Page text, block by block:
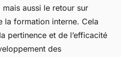
aussi le retour sur
la formation interne. Cela
pertinence et de l’efficacité
des